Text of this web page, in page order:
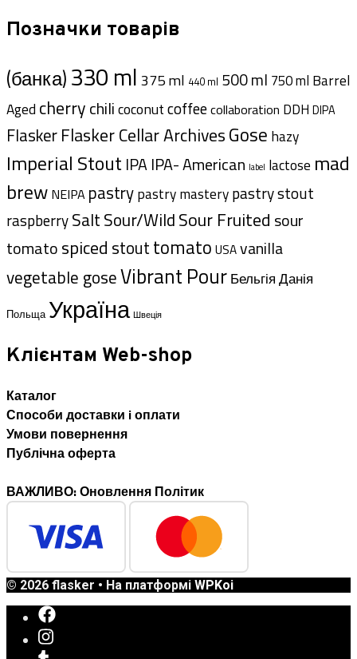
Позначки товарів
(банка)330 ml 375 ml 440 ml 500 ml 750 ml Barrel
Aged cherrychilicoconutcoffeecollaboration DDH DIPA
FlaskerFlasker Cellar ArchivesGose hazy
Imperial Stout IPA IPA- American label lactose mad
brew NEIPA pastrypastry masterypastry stout
raspberrySaltSour/WildSour Fruited sour
tomatospiced stouttomato USAvanilla
vegetable goseVibrant PourБельгіяДанія
Польща Україна Швеція
Клієнтам Web-shop
Каталог
Способи доставки i оплати
Умови повернення
Публічна оферта
ВАЖЛИВО: Оновлення Політик
© 2026 flasker • На платформі WPKoi